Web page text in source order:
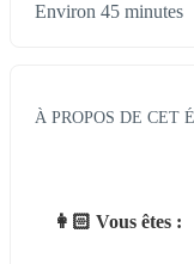
Environ 45 minutes
À PROPOS DE CET
👩🏻 Vous êtes :